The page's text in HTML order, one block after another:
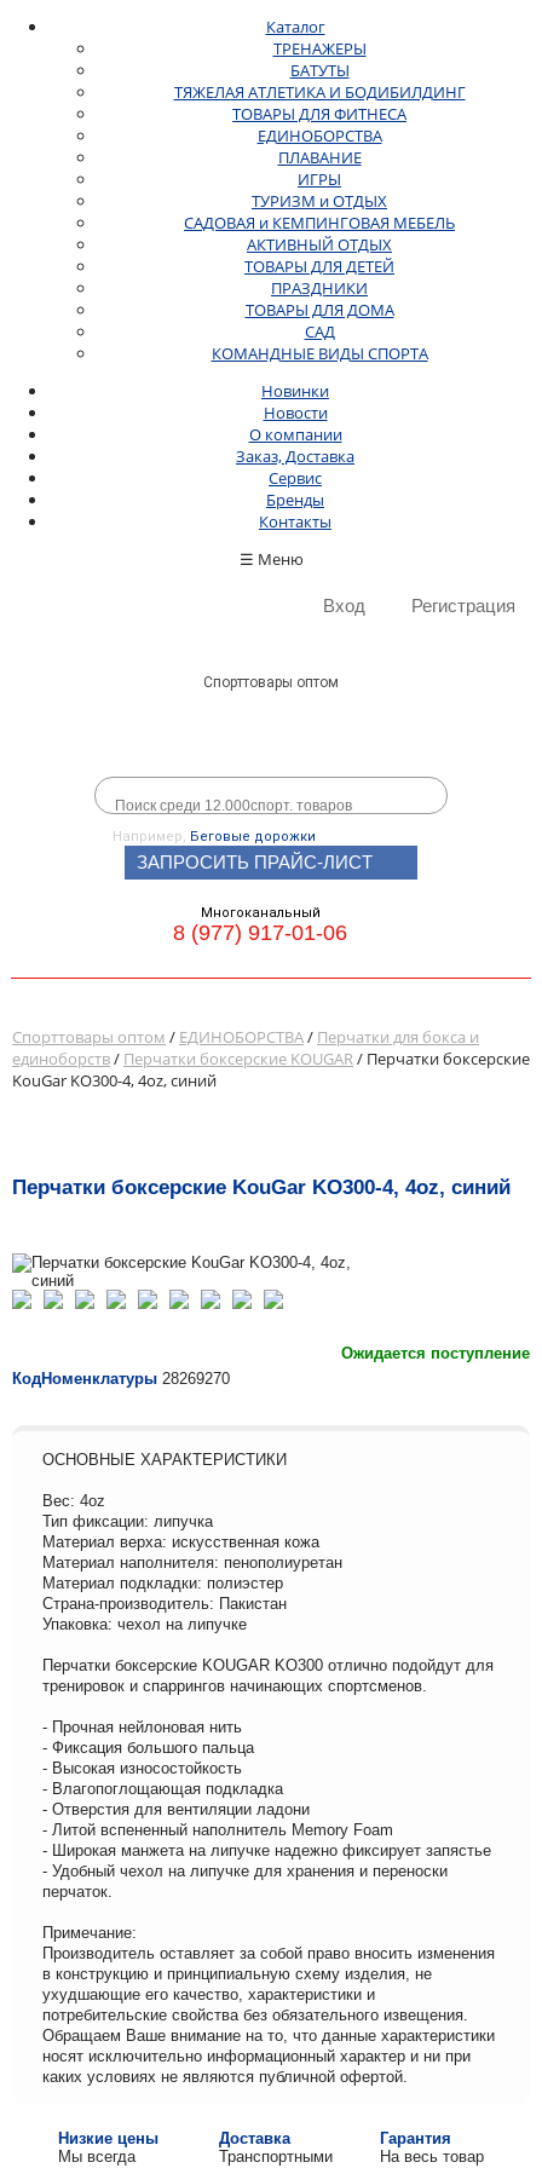
Каталог
ТРЕНАЖЕРЫ
БАТУТЫ
ТЯЖЕЛАЯ АТЛЕТИКА И БОДИБИЛДИНГ
ТОВАРЫ ДЛЯ ФИТНЕСА
ЕДИНОБОРСТВА
ПЛАВАНИЕ
ИГРЫ
ТУРИЗМ и ОТДЫХ
САДОВАЯ и КЕМПИНГОВАЯ МЕБЕЛЬ
АКТИВНЫЙ ОТДЫХ
ТОВАРЫ ДЛЯ ДЕТЕЙ
ПРАЗДНИКИ
ТОВАРЫ ДЛЯ ДОМА
САД
КОМАНДНЫЕ ВИДЫ СПОРТА
Новинки
Новости
О компании
Заказ, Доставка
Сервис
Бренды
Контакты
☰ Меню
Вход Регистрация
Спорттовары оптом
Например, Беговые дорожки
ЗАПРОСИТЬ ПРАЙС-ЛИСТ
Многоканальный
8 (977) 917-01-06
Спорттовары оптом / ЕДИНОБОРСТВА/ Перчатки для бокса и
единоборств/ Перчатки боксерские KOUGAR/ Перчатки боксерские
KouGar KO300-4, 4oz, синий
Перчатки боксерские KouGar KO300-4, 4oz, синий
Ожидается поступление
КодНоменклатуры 28269270
ОСНОВНЫЕ ХАРАКТЕРИСТИКИ
Вес: 4oz
Тип фиксации: липучка
Материал верха: искусственная кожа
Материал наполнителя: пенополиуретан
Материал подкладки: полиэстер
Страна-производитель: Пакистан
Упаковка: чехол на липучке
Перчатки боксерские KOUGAR KO300 отлично подойдут для
тренировок и спаррингов начинающих спортсменов.
- Прочная нейлоновая нить
- Фиксация большого пальца
- Высокая износостойкость
- Влагопоглощающая подкладка
- Отверстия для вентиляции ладони
- Литой вспененный наполнитель Memory Foam
- Широкая манжета на липучке надежно фиксирует запястье
- Удобный чехол на липучке для хранения и переноски
перчаток.
Примечание:
Производитель оставляет за собой право вносить изменения
в конструкцию и принципиальную схему изделия, не
ухудшающие его качество, характеристики и
потребительские свойства без обязательного извещения.
Обращаем Ваше внимание на то, что данные характеристики
носят исключительно информационный характер и ни при
каких условиях не являются публичной офертой.
Низкие цены
Мы всегда
Доставка
Транспортными
Гарантия
На весь товар